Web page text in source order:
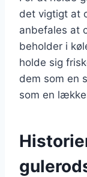
det vigtigt at
anbefales at
beholder i
holde sig
dem som en
som en